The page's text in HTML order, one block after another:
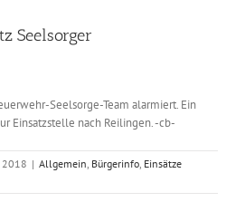
Seelsorger
Seelsorge-Team alarmiert. Ein
Einsatzstelle nach Reilingen. -cb-
2018 | Allgemein Bürgerinfo Einsätze